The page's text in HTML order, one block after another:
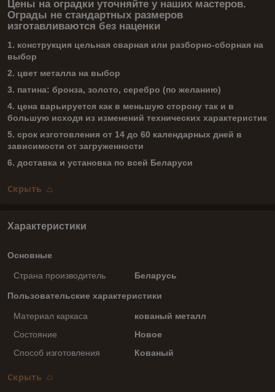
Цены на оградки уточняйте у наших мастеров.
Ограды не стандартных размеров
изготавливаются без наценки
1. конструкция цельная сварная или разборно-сборная на
выбор
2. цвет металла на выбор
3. патина: бронза, золото, серебро (по желанию)
4. цена варьируется как в меньшую сторону так и в
большую исходя из изменений технических характеристик
5. срок изготовления от 14 до 60 календарных дней в
зависимости от загруженности
6. доставка и установка по всей Беларуси
Скрыть
Характеристики
Основные
Страна производитель Беларусь
Пользовательские характеристики
Материал каркаса
кованый металл
Состояние
Новое
Способ изготовления
Кованый
Скрыть